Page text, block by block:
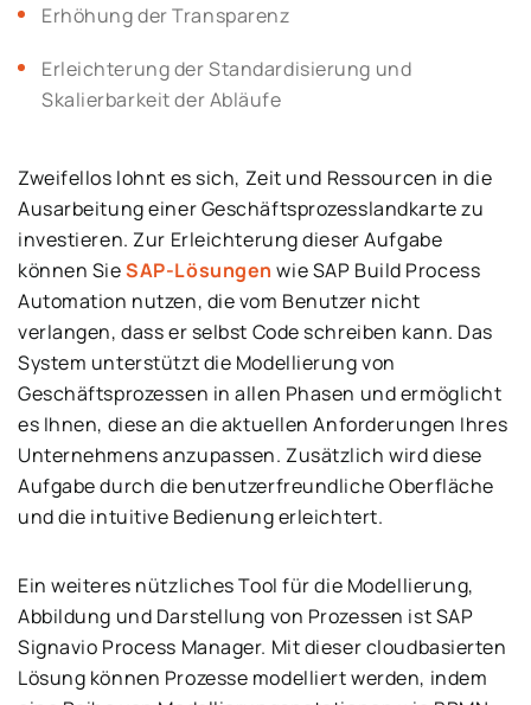
Erhöhung der Transparenz
Erleichterung der Standardisierung und
Skalierbarkeit der Abläufe
Zweifellos lohnt es sich, Zeit und Ressourcen in die
Ausarbeitung einer Geschäftsprozesslandkarte zu
investieren. Zur Erleichterung dieser Aufgabe
können SieSAP-Lösungen wie SAP Build Process
Automation nutzen, die vom Benutzer nicht
verlangen, dass er selbst Code schreiben kann. Das
System unterstützt die Modellierung von
Geschäftsprozessen in allen Phasen und ermöglicht
es Ihnen, diese an die aktuellen Anforderungen Ihres
Unternehmens anzupassen. Zusätzlich wird diese
Aufgabe durch die benutzerfreundliche Oberfläche
und die intuitive Bedienung erleichtert.
Ein weiteres nützliches Tool für die Modellierung,
Abbildung und Darstellung von Prozessen ist SAP
Signavio Process Manager. Mit dieser cloudbasierten
Lösung können Prozesse modelliert werden, indem